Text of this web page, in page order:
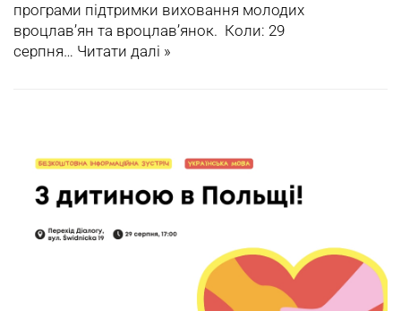
програми підтримки виховання молодих
вроцлав’ян та вроцлав’янок. Коли: 29
серпня… Читати далі »